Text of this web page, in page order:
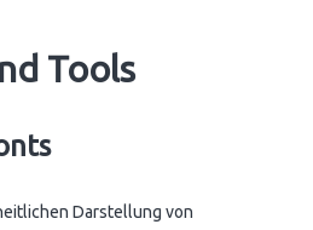
Tools
Darstellung von